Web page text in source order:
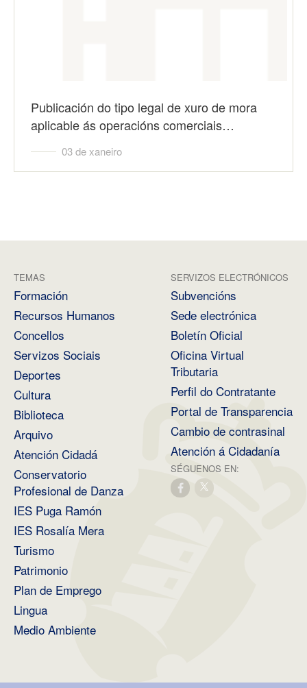
Publicación do tipo legal de xuro de mora
aplicable ás operacións comerciais…
03 de xaneiro
TEMAS
Formación
Recursos Humanos
Concellos
Servizos Sociais
Deportes
Cultura
Biblioteca
Arquivo
Atención Cidadá
Conservatorio
Profesional de Danza
IES Puga Ramón
IES Rosalía Mera
Turismo
Patrimonio
Plan de Emprego
Lingua
Medio Ambiente
SERVIZOS ELECTRÓNICOS
Subvencións
Sede electrónica
Boletín Oficial
Oficina Virtual
Tributaria
Perfil do Contratante
Portal de Transparencia
Cambio de contrasinal
Atención á Cidadanía
SÉGUENOS EN: